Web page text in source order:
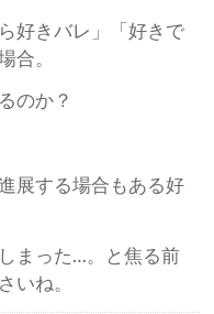
好きバレ」「好きで
合。
のか？
展する場合もある好
まった…。と焦る前
いね。